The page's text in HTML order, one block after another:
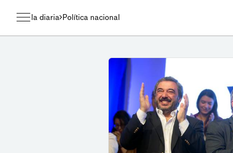
la diaria Política nacional